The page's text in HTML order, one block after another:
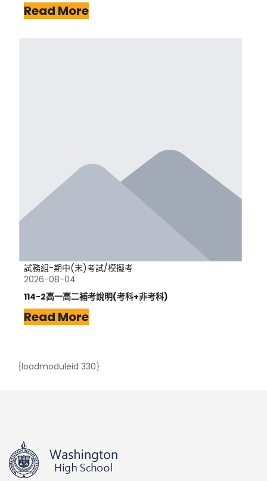
Read More
試務組-期中(末)考試/模擬考
2026-08-04
114-2高一高二補考說明(考科+非考科)
Read More
{loadmoduleid 330}